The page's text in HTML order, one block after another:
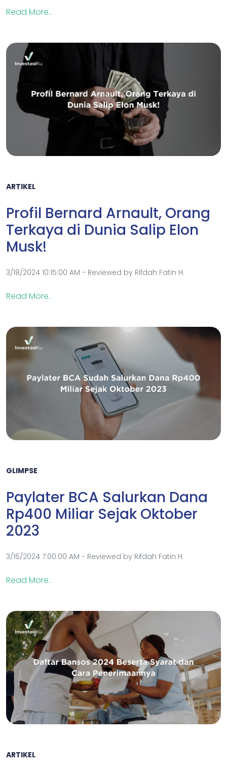
Read More..
ARTIKEL
Profil Bernard Arnault, Orang
Terkaya di Dunia Salip Elon
Musk!
3/18/2024 10:15:00 AM - Reviewed by Rifdah Fatin H.
Read More..
GLIMPSE
Paylater BCA Salurkan Dana
Rp400 Miliar Sejak Oktober
2023
3/16/2024 7:00:00 AM - Reviewed by Rifdah Fatin H.
Read More..
ARTIKEL